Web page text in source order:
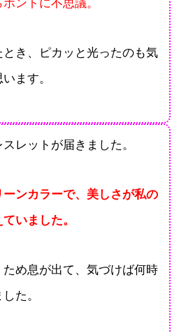
ントに不思議。
き、ピカッと光ったのも気
ます。
レットが届きました。
ンカラーで、美しさが私の
いました。
ため息が出て、気づけば何時
た。